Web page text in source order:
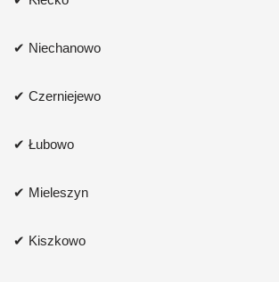
✔ Niechanowo
✔ Czerniejewo
✔ Łubowo
✔ Mieleszyn
✔ Kiszkowo